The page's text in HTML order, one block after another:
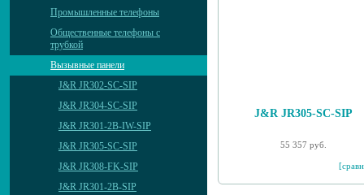
Промышленные телефоны
Общественные телефоны с
трубкой
Вызывные панели
J&R JR302-SC-SIP
J&R JR304-SC-SIP
J&R JR301-2B-IW-SIP
J&R JR305-SC-SIP
J&R JR308-FK-SIP
J&R JR301-2B-SIP
J&R JR305-SC-SIP
55 357 руб.